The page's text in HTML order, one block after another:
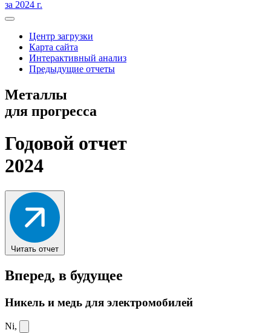
за 2024 г.
Центр загрузки
Карта сайта
Интерактивный анализ
Предыдущие отчеты
Металлы
для прогресса
Годовой отчет
2024
Читать отчет
Вперед, в будущее
Никель и медь для электромобилей
Ni,